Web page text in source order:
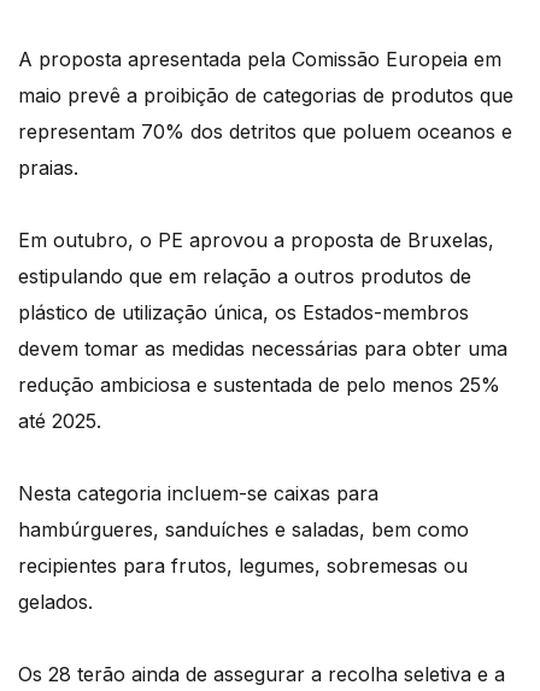
A proposta apresentada pela Comissão Europeia em
maio prevê a proibição de categorias de produtos que
representam 70% dos detritos que poluem oceanos e
praias.
Em outubro, o PE aprovou a proposta de Bruxelas,
estipulando que em relação a outros produtos de
plástico de utilização única, os Estados-membros
devem tomar as medidas necessárias para obter uma
redução ambiciosa e sustentada de pelo menos 25%
até 2025.
Nesta categoria incluem-se caixas para
hambúrgueres, sanduíches e saladas, bem como
recipientes para frutos, legumes, sobremesas ou
gelados.
Os 28 terão ainda de assegurar a recolha seletiva e a